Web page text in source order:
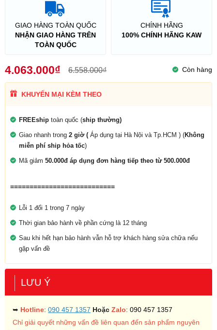
GIAO HÀNG TOÀN QUỐC
NHẬN GIAO HÀNG TRÊN
TOÀN QUỐC
CHÍNH HÃNG
100% CHÍNH HÃNG KAW
4.063.000₫ 6.558.000₫ Còn hàng
KHUYẾN MẠI KÈM THEO
FREEship toàn quốc (ship thường)
Giao nhanh trong 2 giờ ( Áp dụng tại Hà Nội và Tp.HCM ) (Không
miễn phí ship hỏa tốc)
Mã giảm 50.000đ áp dụng đơn hàng tiếp theo từ 500.000đ
===========================
Lỗi 1 đổi 1 trong 7 ngày
Thời gian bảo hành về phần cứng là 12 tháng
Sau khi hết hạn bảo hành vẫn hỗ trợ khách hàng sửa chữa nếu
gặp vấn đề
LƯU Ý
➥ Hotline: 090 457 1357 Hoặc Zalo: 090 457 1357
Chỉ giải quyết những vấn đề liên quan đến sản phẩm nguyên